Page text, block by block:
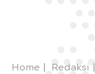
Home Redaksi